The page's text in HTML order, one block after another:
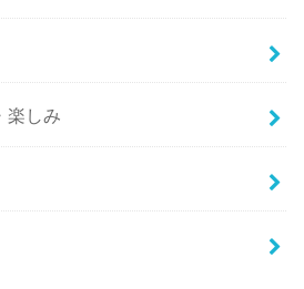
楽しみ